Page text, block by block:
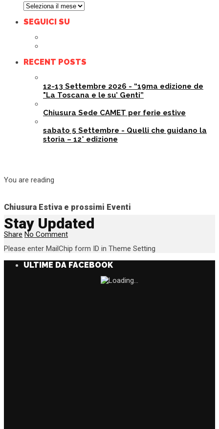
Archivi
SEGUICI SU
RECENT POSTS
12-13 Settembre 2026 - “19ma edizione de
"La Toscana e le su’ Genti”
Chiusura Sede CAMET per ferie estive
sabato 5 Settembre - Quelli che guidano la
storia – 12° edizione
You are reading
Chiusura Estiva e prossimi Eventi
Share No Comment
Stay Updated
Please enter MailChip form ID in Theme Setting
ULTIME DA FACEBOOK